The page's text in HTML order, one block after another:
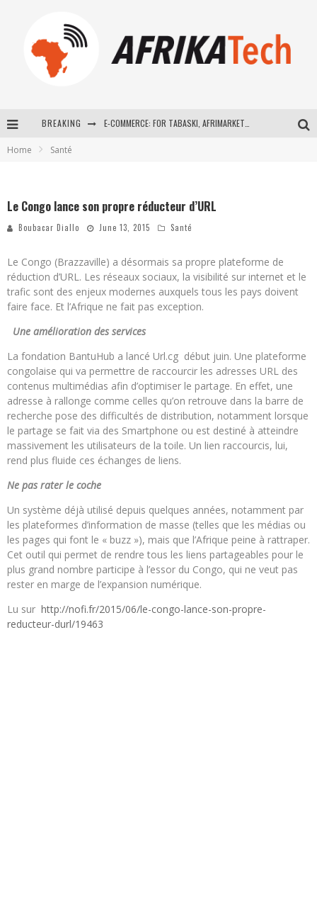
BREAKING
How Technology Has Changed Sports
Home Santé
Le Congo lance son propre réducteur d’URL
Boubacar Diallo June 13, 2015 Santé
Le Congo (Brazzaville) a désormais sa propre plateforme de
réduction d’URL. Les réseaux sociaux, la visibilité sur internet et le
trafic sont des enjeux modernes auxquels tous les pays doivent
faire face. Et l’Afrique ne fait pas exception.
Une amélioration des services
La fondation BantuHub a lancé Url.cg début juin. Une plateforme
congolaise qui va permettre de raccourcir les adresses URL des
contenus multimédias afin d’optimiser le partage. En effet, une
adresse à rallonge comme celles qu’on retrouve dans la barre de
recherche pose des difficultés de distribution, notamment lorsque
le partage se fait via des Smartphone ou est destiné à atteindre
massivement les utilisateurs de la toile. Un lien raccourcis, lui,
rend plus fluide ces échanges de liens.
Ne pas rater le coche
Un système déjà utilisé depuis quelques années, notamment par
les plateformes d’information de masse (telles que les médias ou
les pages qui font le « buzz »), mais que l’Afrique peine à rattraper.
Cet outil qui permet de rendre tous les liens partageables pour le
plus grand nombre participe à l’essor du Congo, qui ne veut pas
rester en marge de l’expansion numérique.
Lu sur http://nofi.fr/2015/06/le-congo-lance-son-propre-
reducteur-durl/19463